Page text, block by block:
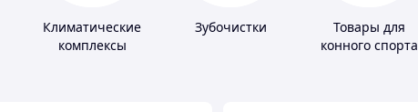
Климатические
комплексы
Зубочистки
Товары для
конного спорта